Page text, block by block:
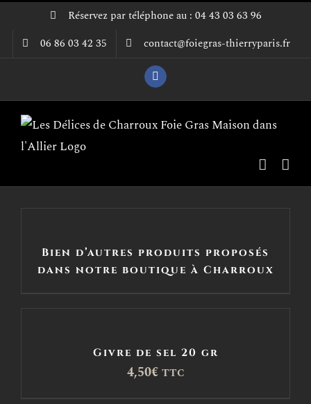
contenu
Réservez par téléphone au : 04 43 03 63 96
06 86 03 42 35
contact@foiegras-thierryparis.fr
Facebook
Bien d’autres produits proposés
dans notre boutique à Charroux
Givre de sel 20 gr
4,50€ TTC